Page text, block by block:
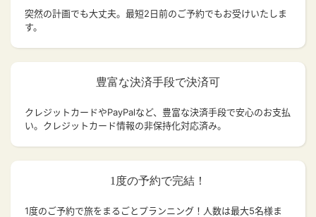
突然の計画でも大丈夫。 最短2日前のご予約でもお受けいたしま
す。
豊富な決済手段で決済可
クレジットカードやPayPalなど、豊富な決済手段で安心のお支払
い。クレジットカード情報の非保持化対応済み。
1度の予約で完結！
1度のご予約で旅をまるごとプランニング！人数は最大5名様ま